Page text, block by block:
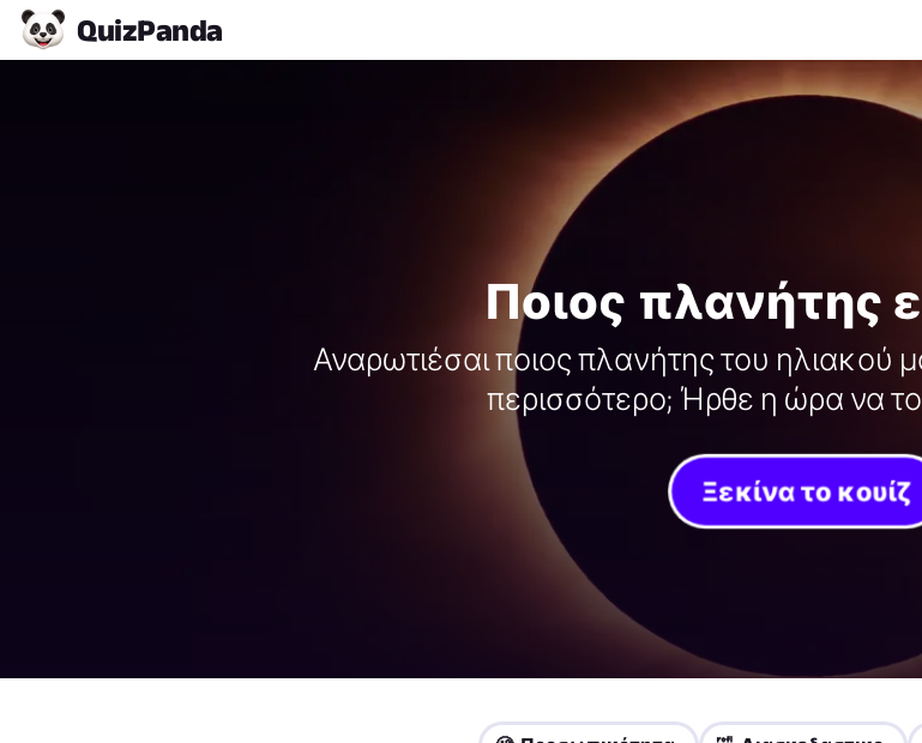
QuizPanda
Ποιος πλανήτης
Αναρωτιέσαι ποιος πλανήτης του ηλιακού
περισσότερο; Ήρθε η ώρα να
Ξεκίνα το κουίζ